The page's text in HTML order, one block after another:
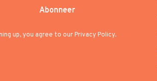
Abonneer
up, you agree to our Privacy Policy.